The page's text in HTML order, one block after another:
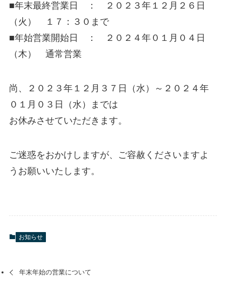
■年末最終営業日 ： ２０２３年１２月２６日
（火） １７：３０まで
■年始営業開始日 ： ２０２４年０１月０４日
（木） 通常営業
尚、２０２３年１２月３７日（水）～２０２４年
０１月０３日（水）までは
お休みさせていただきます。
ご迷惑をおかけしますが、ご容赦くださいますよ
うお願いいたします。
お知らせ
年末年始の営業について